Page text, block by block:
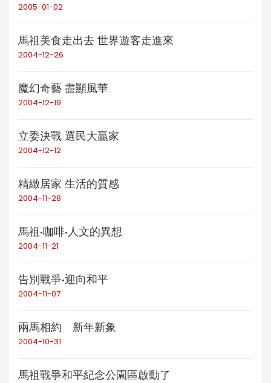
2005-01-02
馬祖美食走出去 世界遊客走進來
2004-12-26
魔幻奇藝 盡顯風華
2004-12-19
立委決戰 選民大贏家
2004-12-12
精緻居家 生活的質感
2004-11-28
馬祖•咖啡•人文的異想
2004-11-21
告別戰爭•迎向和平
2004-11-07
兩馬相約 新年新象
2004-10-31
馬祖戰爭和平紀念公園區啟動了